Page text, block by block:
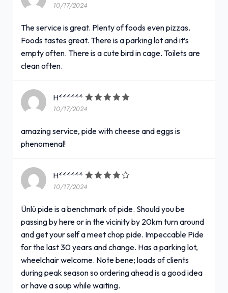
Tuvalet mevcut
+ Daha Fazla (5)
10/17/2024
The service is great. Plenty of foods even pizzas.
Foods tastes great. There is a parking lot and it’s
empty often. There is a cute bird in cage. Toilets are
clean often.
H******
10/17/2024
amazing service, pide with cheese and eggs is
phenomenal!
H******
10/17/2024
Ünlü pide is a benchmark of pide. Should you be
passing by here or in the vicinity by 20km turn around
and get your self a meet chop pide. Impeccable Pide
for the last 30 years and change. Has a parking lot,
wheelchair welcome. Note bene; loads of clients
during peak season so ordering ahead is a good idea
or have a soup while waiting.